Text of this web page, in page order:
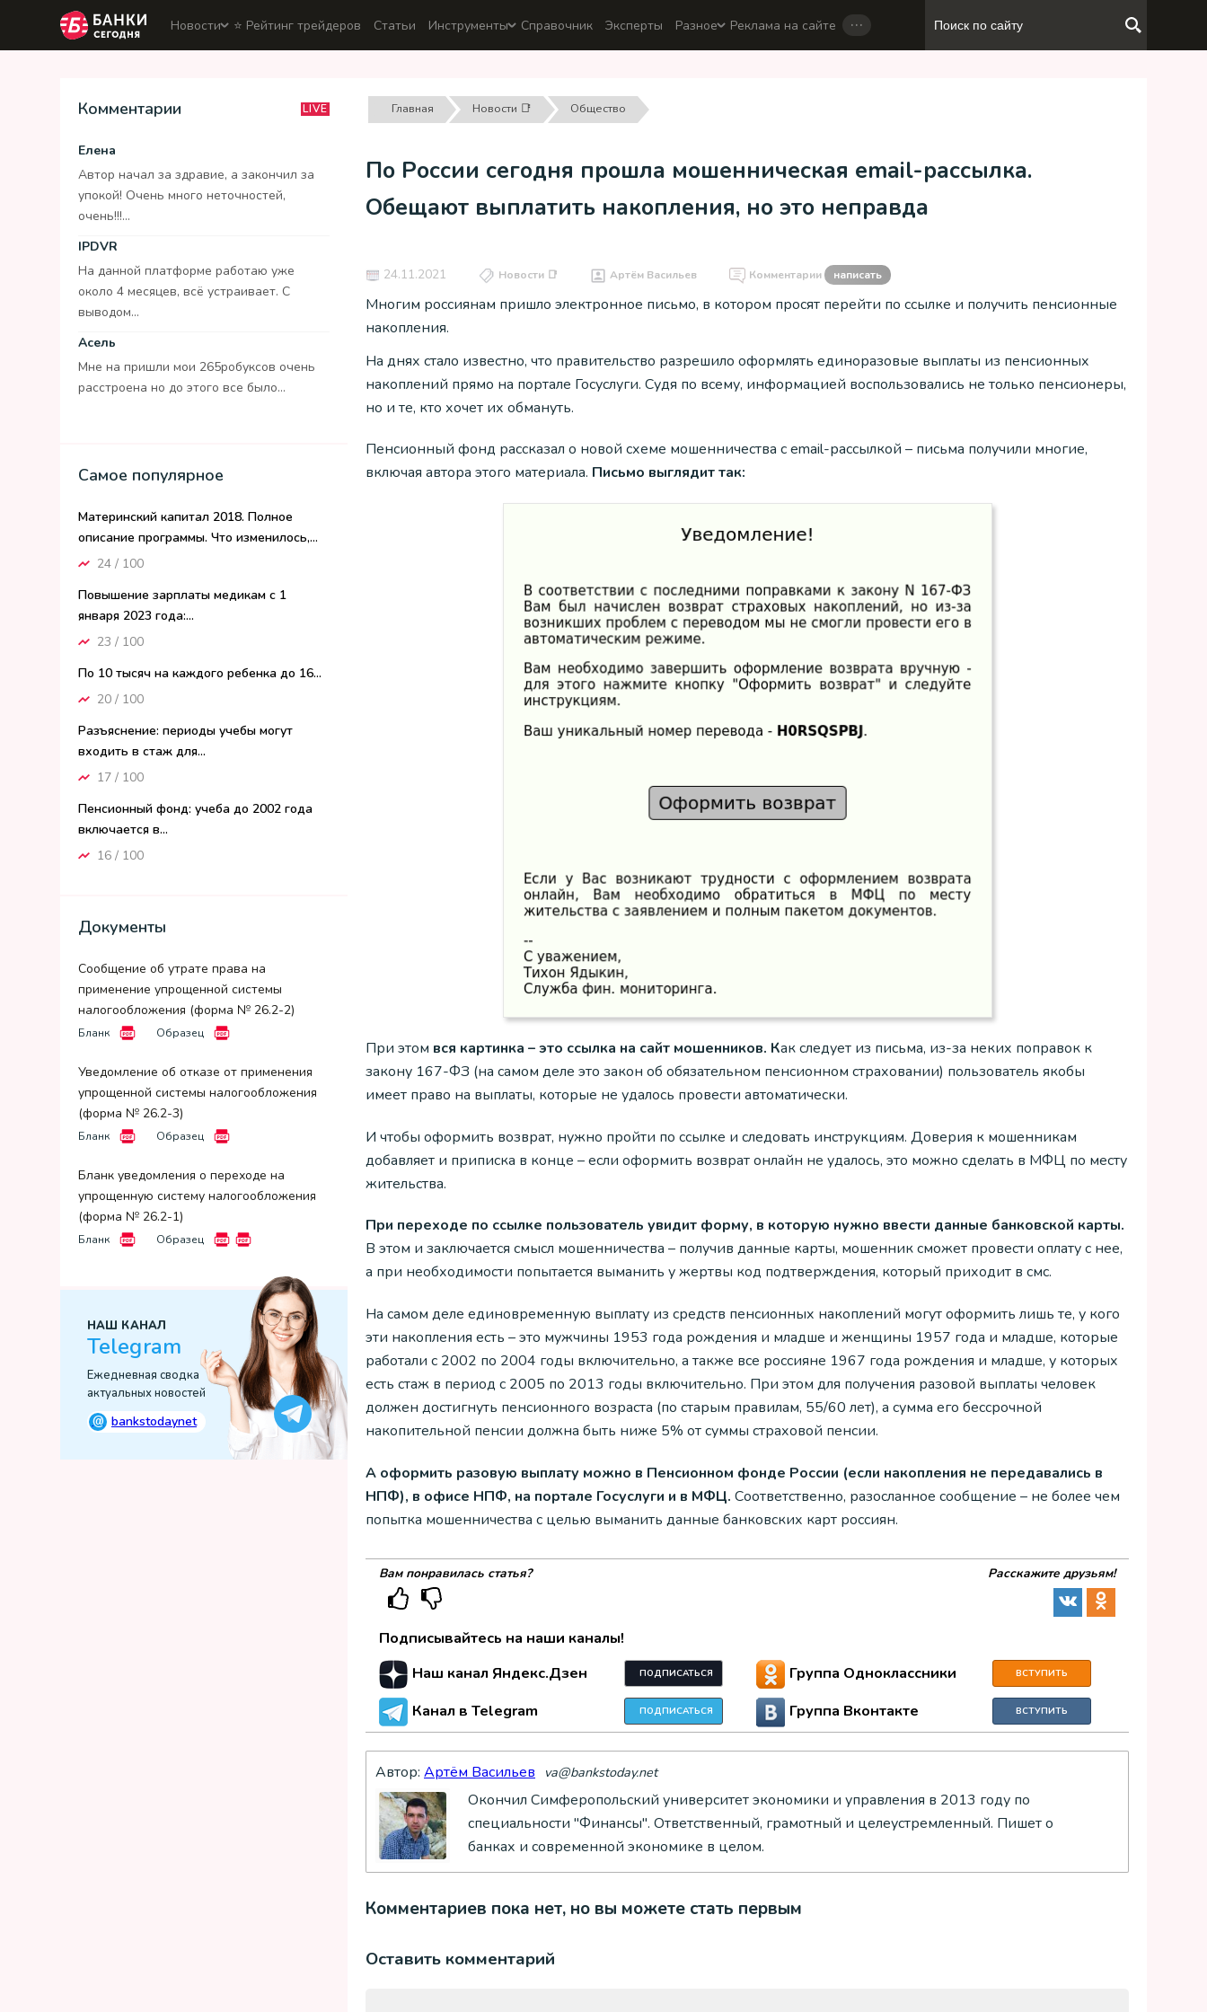
Новости ⭐️ Рейтинг трейдеров Статьи Инструменты Справочник Эксперты Разное Реклама на сайте …
Комментарии LIVE
Елена
Автор начал за здравие, а закончил за
упокой! Очень много неточностей,
очень!!!...
IPDVR
На данной платформе работаю уже
около 4 месяцев, всё устраивает. С
выводом...
Асель
Мне на пришли мои 265робуксов очень
расстроена но до этого все было...
Самое популярное
Материнский капитал 2018. Полное
описание программы. Что изменилось,...
24 / 100
Повышение зарплаты медикам с 1
января 2023 года:...
23 / 100
По 10 тысяч на каждого ребенка до 16...
20 / 100
Разъяснение: периоды учебы могут
входить в стаж для...
17 / 100
Пенсионный фонд: учеба до 2002 года
включается в...
16 / 100
Документы
Сообщение об утрате права на
применение упрощенной системы
налогообложения (форма № 26.2-2)
Бланк Образец
Уведомление об отказе от применения
упрощенной системы налогообложения
(форма № 26.2-3)
Бланк Образец
Бланк уведомления о переходе на
упрощенную систему налогообложения
(форма № 26.2-1)
Бланк Образец
НАШ КАНАЛ
Telegram
Ежедневная сводка
актуальных новостей
@ bankstodaynet
Главная Новости 📑 Общество
По России сегодня прошла мошенническая email-рассылка.
Обещают выплатить накопления, но это неправда
24.11.2021 Новости 📑 Артём Васильев Комментарии написать
Многим россиянам пришло электронное письмо, в котором просят перейти по ссылке и получить пенсионные
накопления.
На днях стало известно, что правительство разрешило оформлять единоразовые выплаты из пенсионных
накоплений прямо на портале Госуслуги. Судя по всему, информацией воспользовались не только пенсионеры,
но и те, кто хочет их обмануть.
Пенсионный фонд рассказал о новой схеме мошенничества с email-рассылкой – письма получили многие,
включая автора этого материала. Письмо выглядит так:
При этом вся картинка – это ссылка на сайт мошенников. Как следует из письма, из-за неких поправок к
закону 167-ФЗ (на самом деле это закон об обязательном пенсионном страховании) пользователь якобы
имеет право на выплаты, которые не удалось провести автоматически.
И чтобы оформить возврат, нужно пройти по ссылке и следовать инструкциям. Доверия к мошенникам
добавляет и приписка в конце – если оформить возврат онлайн не удалось, это можно сделать в МФЦ по месту
жительства.
При переходе по ссылке пользователь увидит форму, в которую нужно ввести данные банковской карты.
В этом и заключается смысл мошенничества – получив данные карты, мошенник сможет провести оплату с нее,
а при необходимости попытается выманить у жертвы код подтверждения, который приходит в смс.
На самом деле единовременную выплату из средств пенсионных накоплений могут оформить лишь те, у кого
эти накопления есть – это мужчины 1953 года рождения и младше и женщины 1957 года и младше, которые
работали с 2002 по 2004 годы включительно, а также все россияне 1967 года рождения и младше, у которых
есть стаж в период с 2005 по 2013 годы включительно. При этом для получения разовой выплаты человек
должен достигнуть пенсионного возраста (по старым правилам, 55/60 лет), а сумма его бессрочной
накопительной пенсии должна быть ниже 5% от суммы страховой пенсии.
А оформить разовую выплату можно в Пенсионном фонде России (если накопления не передавались в
НПФ), в офисе НПФ, на портале Госуслуги и в МФЦ. Соответственно, разосланное сообщение – не более чем
попытка мошенничества с целью выманить данные банковских карт россиян.
Вам понравилась статья? Расскажите друзьям!
Подписывайтесь на наши каналы!
Наш канал Яндекс.Дзен
ПОДПИСАТЬСЯ
Канал в Telegram ПОДПИСАТЬСЯ
Группа Одноклассники ВСТУПИТЬ
Группа Вконтакте ВСТУПИТЬ
Автор: Артём Васильев va@bankstoday.net
Окончил Симферопольский университет экономики и управления в 2013 году по
специальности "Финансы". Ответственный, грамотный и целеустремленный. Пишет о
банках и современной экономике в целом.
Комментариев пока нет, но вы можете стать первым
Оставить комментарий